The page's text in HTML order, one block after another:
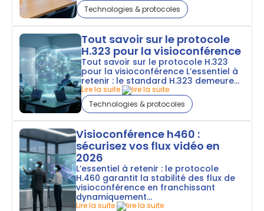
Technologies & protocoles
Tout savoir sur le protocole
H.323 pour la visioconférence
Tout savoir sur le protocole H.323
pour la visioconférence L’essentiel à
retenir : le standard H.323 demeure...
Lire la suite
Technologies & protocoles
Visioconférence h460 :
sécurisez vos flux vidéo en
2026
L’essentiel à retenir : le protocole
H.460 garantit la stabilité des flux de
visioconférence en franchissant
dynamiquement...
Lire la suite